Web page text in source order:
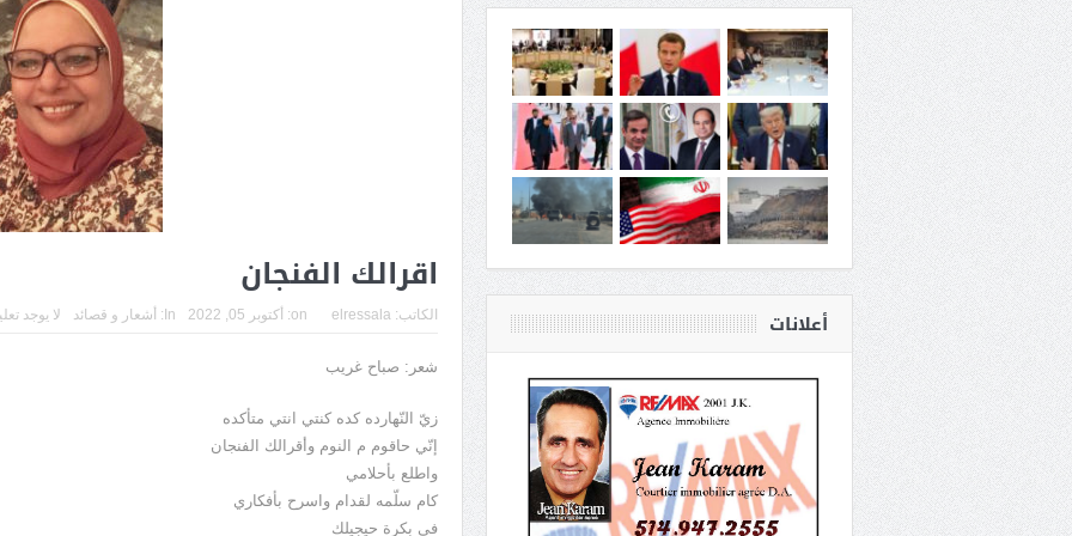
اقرالك الفنجان
الكاتب: elressala
on: أكتوبر 05, 2022 In: أشعار و قصائد لا يوجد
شعر: صباح غريب
زيّ النّهارده كده كنتي انتي متأكده
إنّي حاقوم م النوم وأقرالك الفنجان
واطلع بأحلامي
كام سلّمه لقدام واسرح بأفكاري
في بكرة حيجيلك
أعلانات